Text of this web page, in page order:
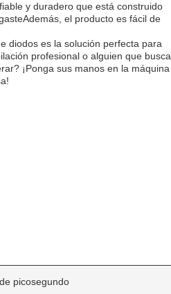
y duradero que está construido
el producto es fácil de
diodos es la solución perfecta para
profesional o alguien que busca
¡Ponga sus manos en la máquina
picosegundo